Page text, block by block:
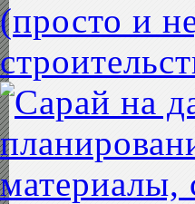
(просто и